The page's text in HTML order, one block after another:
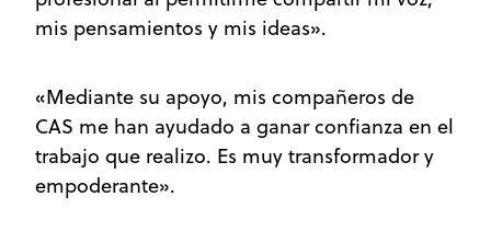
mis pensamientos y mis ideas».
«Mediante su apoyo, mis compañeros de
CAS me han ayudado a ganar confianza en el
trabajo que realizo. Es muy transformador y
empoderante».